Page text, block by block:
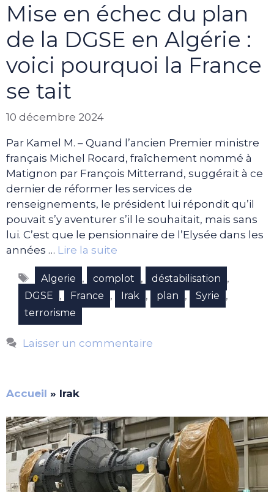
Mise en échec du plan
de la DGSE en Algérie :
voici pourquoi la France
se tait
10 décembre 2024
Par Kamel M. – Quand l’ancien Premier ministre
français Michel Rocard, fraîchement nommé à
Matignon par François Mitterrand, suggérait à ce
dernier de réformer les services de
renseignements, le président lui répondit qu’il
pouvait s’y aventurer s’il le souhaitait, mais sans
lui. C’est que le pensionnaire de l’Elysée dans les
années … Lire la suite
Étiquettes
Algerie , complot , déstabilisation ,
DGSE , France , Irak , plan , Syrie ,
terrorisme
Laisser un commentaire
Accueil » Irak